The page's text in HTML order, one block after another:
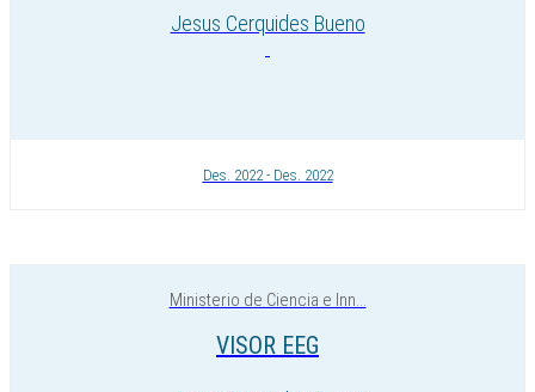
Jesus Cerquides Bueno
Des. 2022 - Des. 2022
Ministerio de Ciencia e Inn...
VISOR EEG